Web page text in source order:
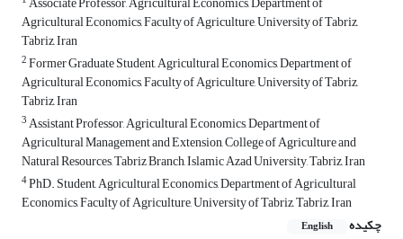
Agricultural Economics, Faculty of Agriculture, University of Tabriz,
Tabriz, Iran
2Former Graduate Student, Agricultural Economics, Department of
Agricultural Economics, Faculty of Agriculture, University of Tabriz,
Tabriz, Iran
3Assistant Professor, Agricultural Economics, Department of
Agricultural Management and Extension, College of Agriculture and
Natural Resources, Tabriz Branch, Islamic Azad University, Tabriz, Iran
4PhD. Student, Agricultural Economics, Department of Agricultural
Economics, Faculty of Agriculture, University of Tabriz, Tabriz, Iran
چکیده
English